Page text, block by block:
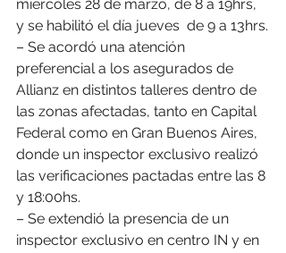
miércoles 28 de marzo, de 8 a 19hrs,
y se habilitó el día jueves  de 9 a 13hrs.
– Se acordó una atención
preferencial a los asegurados de
Allianz en distintos talleres dentro de
las zonas afectadas, tanto en Capital
Federal como en Gran Buenos Aires,
donde un inspector exclusivo realizó
las verificaciones pactadas entre las 8
y 18:00hs.
– Se extendió la presencia de un
inspector exclusivo en centro IN y en